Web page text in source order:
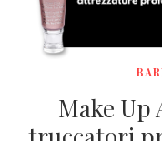
Make